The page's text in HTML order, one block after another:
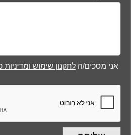
אני מסכים/הלתקנון שימוש ומדיניות